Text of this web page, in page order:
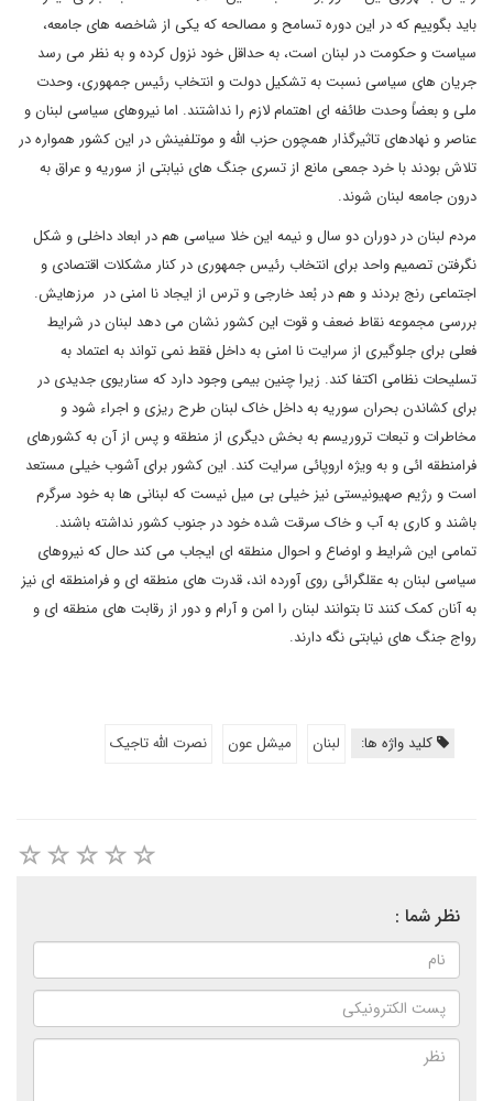
باید بگوییم که در این دوره تسامح و مصالحه که یکی از شاخصه های جامعه،
سیاست و حکومت در لبنان است، به حداقل خود نزول کرده و به نظر می رسد
جریان های سیاسی نسبت به تشکیل دولت و انتخاب رئیس جمهوری، وحدت
ملی و بعضاً وحدت طائفه ای اهتمام لازم را نداشتند. اما نیروهای سیاسی لبنان و
عناصر و نهادهای تاثیرگذار همچون حزب الله و موتلفینش در این کشور همواره در
تلاش بودند با خرد جمعی مانع از تسری جنگ های نیابتی از سوریه و عراق به
درون جامعه لبنان شوند.
مردم لبنان در دوران دو سال و نیمه این خلا سیاسی هم در ابعاد داخلی و شکل
نگرفتن تصمیم واحد برای انتخاب رئیس جمهوری در کنار مشکلات اقتصادی و
اجتماعی رنج بردند و هم در بُعد خارجی و ترس از ایجاد نا امنی در مرزهایش.
بررسی مجموعه نقاط ضعف و قوت این کشور نشان می دهد لبنان در شرایط
فعلی برای جلوگیری از سرایت نا امنی به داخل فقط نمی تواند به اعتماد به
تسلیحات نظامی اکتفا کند. زیرا چنین بیمی وجود دارد که سناریوی جدیدی در
برای کشاندن بحران سوریه به داخل خاک لبنان طرح ریزی و اجراء شود و
مخاطرات و تبعات تروریسم به بخش دیگری از منطقه و پس از آن به کشورهای
فرامنطقه ائی و به ویژه اروپائی سرایت کند. این کشور برای آشوب خیلی مستعد
است و رژیم صهیونیستی نیز خیلی بی میل نیست که لبنانی ها به خود سرگرم
باشند و کاری به آب و خاک سرقت شده خود در جنوب کشور نداشته باشند.
تمامی این شرایط و اوضاع و احوال منطقه ای ایجاب می کند حال که نیروهای
سیاسی لبنان به عقلگرائی روی آورده اند، قدرت های منطقه ای و فرامنطقه ای نیز
به آنان کمک کنند تا بتوانند لبنان را امن و آرام و دور از رقابت های منطقه ای و
رواج جنگ های نیابتی نگه دارند.
کلید واژه ها: لبنان میشل عون نصرت الله تاجیک
نظر شما :